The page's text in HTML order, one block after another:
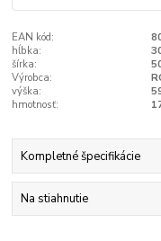
EAN kód:
hĺbka:
šírka:
Výrobca:
výška:
hmotnosť:
Kompletné špecifikácie
Na stiahnutie